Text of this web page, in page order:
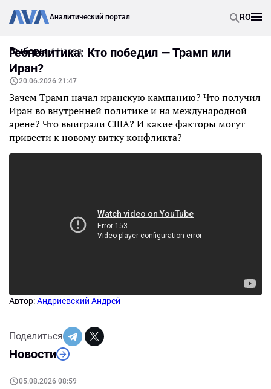
Аналитический портал RO
Выборы Назад
Новости
05.08.2026 08:59
Геополитика: Кто победил — Трамп или
Иран?
20.06.2026 21:47
Зачем Трамп начал иранскую кампанию? Что получил
Иран во внутренней политике и на международной
арене? Что выиграли США? И какие факторы могут
привести к новому витку конфликта?
Автор:Андриевский Андрей
Поделиться